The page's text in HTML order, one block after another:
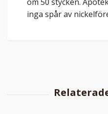
inga spår av